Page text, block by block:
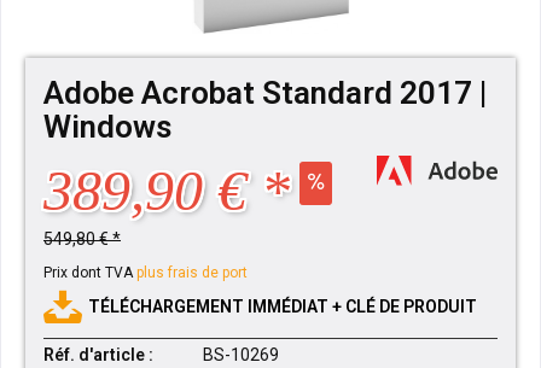
Adobe Acrobat Standard 2017 |
Windows
389,90 € *
549,80 € *
Prix dont TVAplus frais de port
TÉLÉCHARGEMENT IMMÉDIAT + CLÉ DE PRODUIT
Réf. d'article :
BS-10269